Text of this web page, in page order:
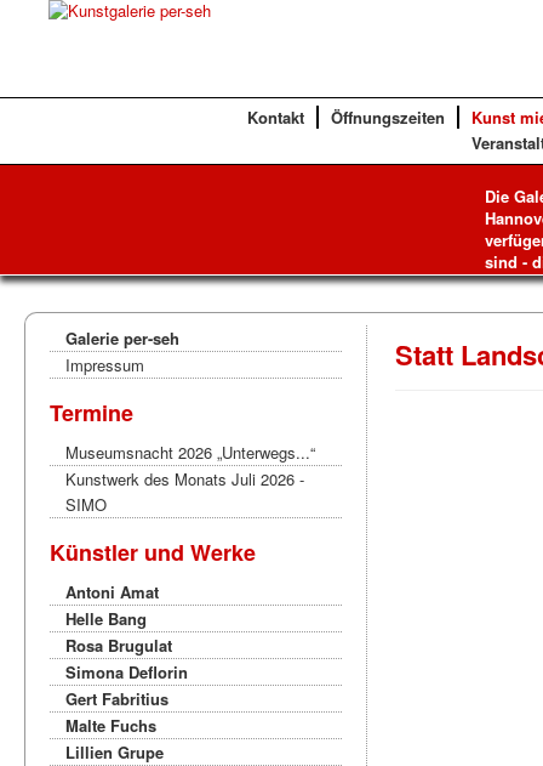
Kontakt Öffnungszeiten
Kunst
Die
sind -
Galerie per-seh
Impressum
Termine
Museumsnacht 2026 „Unterwegs...“
Kunstwerk des Monats Juli 2026 -
SIMO
Künstler und Werke
Antoni Amat
Helle Bang
Rosa Brugulat
Simona Deflorin
Gert Fabritius
Malte Fuchs
Lillien Grupe
Statt